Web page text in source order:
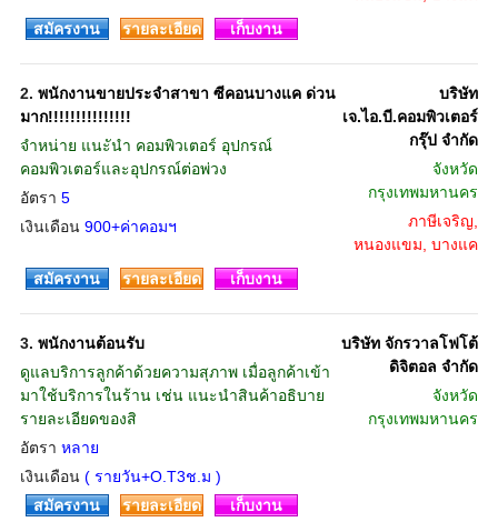
สมัครงาน
รายละเอียด เก็บงาน
2. พนักงานขายประจำสาขา ซีคอนบางแค ด่วน
มาก!!!!!!!!!!!!!!!
จำหน่าย แนะันำ คอมพิวเตอร์ อุปกรณ์
คอมพิวเตอร์และอุปกรณ์ต่อพ่วง
อัตรา 5
เงินเดือน 900+ค่าคอมฯ
บริษัท
เจ.ไอ.บี.คอมพิวเตอร์
กรุ๊ป จำกัด
จังหวัด
กรุงเทพมหานคร
ภาษีเจริญ,
หนองแขม, บางแค
สมัครงาน
รายละเอียด เก็บงาน
3. พนักงานต้อนรับ
ดูแลบริการลูกค้าด้วยความสุภาพ เมื่อลูกค้าเข้า
มาใช้บริการในร้าน เช่น แนะนำสินค้าอธิบาย
รายละเอียดของสิ
อัตรา หลาย
เงินเดือน ( รายวัน+O.T3ช.ม )
บริษัท จักรวาลโฟโต้
ดิจิตอล จำกัด
จังหวัด
กรุงเทพมหานคร
สมัครงาน รายละเอียด เก็บงาน